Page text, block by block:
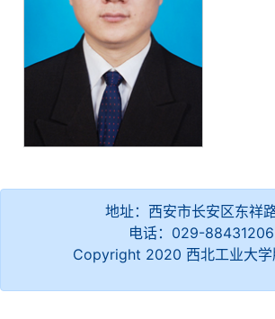
地址：西安市长安区东祥
电话：029-88431206
Copyright 2020 西北工业大学